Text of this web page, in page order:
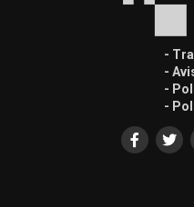
-
-
-
-